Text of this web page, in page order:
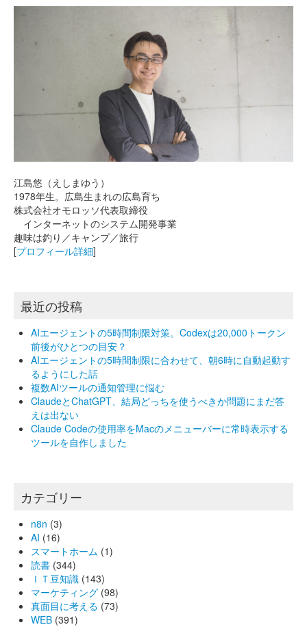
江島悠（えしまゆう）
1978年生。広島生まれの広島育ち
株式会社オモロッソ代表取締役
インターネットのシステム開発事業
趣味は釣り／キャンプ／旅行
[プロフィール詳細]
最近の投稿
AIエージェントの5時間制限対策。Codexは20,000トークン
前後がひとつの目安？
AIエージェントの5時間制限に合わせて、朝6時に自動起動す
るようにした話
複数AIツールの通知管理に悩む
ClaudeとChatGPT、結局どっちを使うべきか問題にまだ答
えは出ない
Claude Codeの使用率をMacのメニューバーに常時表示する
ツールを自作しました
カテゴリー
n8n (3)
AI (16)
スマートホーム (1)
読書 (344)
ＩＴ豆知識 (143)
マーケティング (98)
真面目に考える (73)
WEB (391)